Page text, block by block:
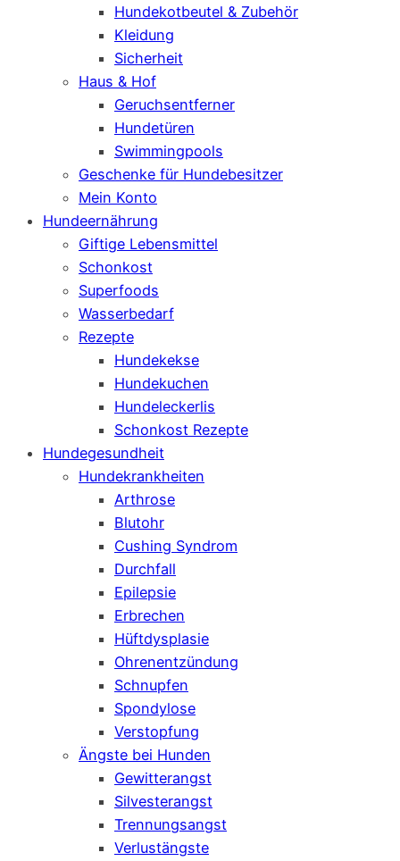
Hundekotbeutel & Zubehör
Kleidung
Sicherheit
Haus & Hof
Geruchsentferner
Hundetüren
Swimmingpools
Geschenke für Hundebesitzer
Mein Konto
Hundeernährung
Giftige Lebensmittel
Schonkost
Superfoods
Wasserbedarf
Rezepte
Hundekekse
Hundekuchen
Hundeleckerlis
Schonkost Rezepte
Hundegesundheit
Hundekrankheiten
Arthrose
Blutohr
Cushing Syndrom
Durchfall
Epilepsie
Erbrechen
Hüftdysplasie
Ohrenentzündung
Schnupfen
Spondylose
Verstopfung
Ängste bei Hunden
Gewitterangst
Silvesterangst
Trennungsangst
Verlustängste